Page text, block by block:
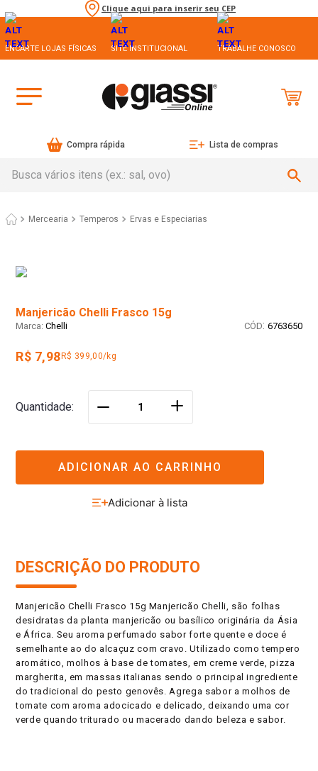
Clique aqui para inserir seu CEP
ENCARTE LOJAS FÍSICAS SITE INSTITUCIONAL TRABALHE CONOSCO
Compra rápida Lista de compras
Mercearia Temperos Ervas e Especiarias
Manjericão Chelli Frasco 15g
Chelli : 6763650
R$ 7,98 R$ 399,00/kg
Quantidade ＋
ADICIONAR AO CARRINHO
DESCRIÇÃO DO PRODUTO
Manjericão Chelli Frasco 15g Manjericão Chelli, são folhas
desidratas da planta manjericão ou basílico originária da Ásia
e África. Seu aroma perfumado sabor forte quente e doce é
semelhante ao do alcaçuz com cravo. Utilizado como tempero
aromático, molhos à base de tomates, em creme verde, pizza
margherita, em massas italianas sendo o principal ingrediente
do tradicional do pesto genovês. Agrega sabor a molhos de
tomate com aroma adocicado e delicado, deixando uma cor
verde quando triturado ou macerado dando beleza e sabor.